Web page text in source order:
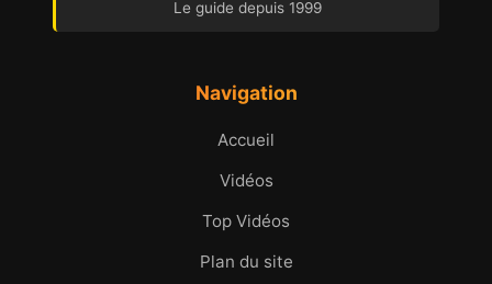
Le guide depuis 1999
Navigation
Accueil
Vidéos
Top Vidéos
Plan du site